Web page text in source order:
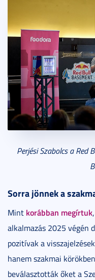
Perjési Szabolcs a Red
Sorra jönnek a
Mint korábban megírtuk
alkalmazás 2025 végén
pozitívak a
hanem szakmai
beválasztották őket a